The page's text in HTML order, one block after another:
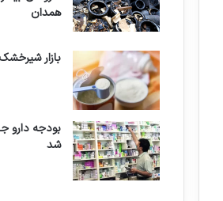
همدان
بازار
بودجه دارو
شد